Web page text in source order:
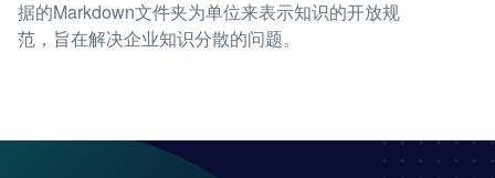
据的Markdown文件夹为单位来表示知识的开放规
范，旨在解决企业知识分散的问题。